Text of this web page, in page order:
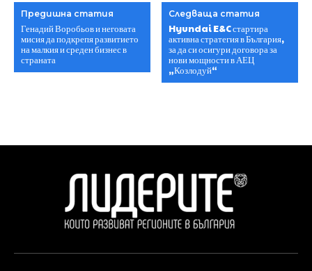
Предишна статия
Генадий Воробьов и неговата
мисия да подкрепя развитието
на малкия и среден бизнес в
страната
Следваща статия
Hyundai E&C стартира
активна стратегия в България,
за да си осигури договора за
нови мощности в АЕЦ
„Козлодуй“